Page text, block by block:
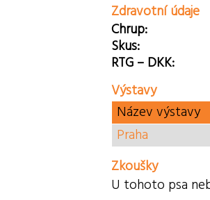
Zdravotní údaje
Chrup:
Skus:
RTG – DKK:
Výstavy
Název výstavy
Praha
Zkoušky
U tohoto psa